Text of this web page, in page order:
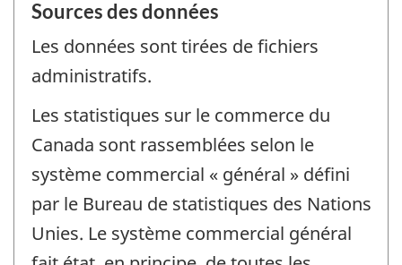
Sources des données
Les données sont tirées de fichiers
administratifs.
Les statistiques sur le commerce du
Canada sont rassemblées selon le
système commercial « général » défini
par le Bureau de statistiques des Nations
Unies. Le système commercial général